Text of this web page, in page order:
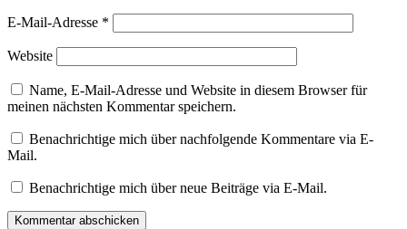
E-Mail-Adresse *
Website
Name, E-Mail-Adresse und Website in diesem Browser für
meinen nächsten Kommentar speichern.
Benachrichtige mich über nachfolgende Kommentare via E-
Mail.
Benachrichtige mich über neue Beiträge via E-Mail.